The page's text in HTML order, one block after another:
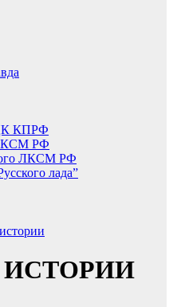
КПРФ
РФ
ЛКСМ РФ
лада”
ИСТОРИИ